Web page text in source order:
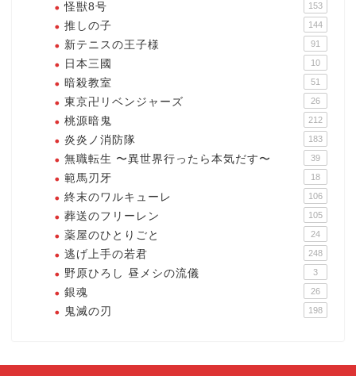
怪獣8号 153
推しの子 144
新テニスの王子様 91
日本三國 10
暗殺教室 51
東京卍リベンジャーズ 26
桃源暗鬼 212
炎炎ノ消防隊 183
無職転生 〜異世界行ったら本気だす〜 39
範馬刃牙 18
終末のワルキューレ 106
葬送のフリーレン 105
薬屋のひとりごと 24
逃げ上手の若君 248
野原ひろし 昼メシの流儀 3
銀魂 26
鬼滅の刃 198